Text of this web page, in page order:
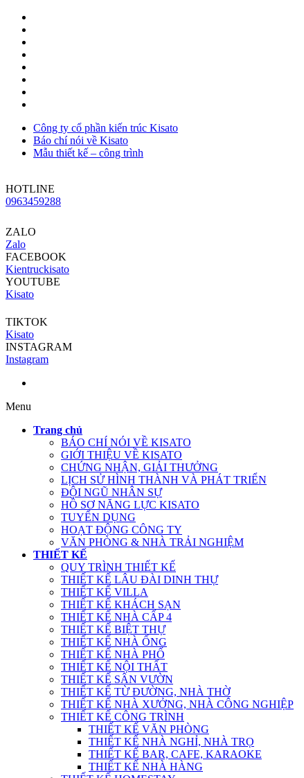
Công ty cổ phần kiến trúc Kisato
Báo chí nói về Kisato
Mẫu thiết kế – công trình
HOTLINE
0963459288
ZALO
Zalo
FACEBOOK
Kientruckisato
YOUTUBE
Kisato
TIKTOK
Kisato
INSTAGRAM
Instagram
Menu
Trang chủ
BÁO CHÍ NÓI VỀ KISATO
GIỚI THIỆU VỀ KISATO
CHỨNG NHẬN, GIẢI THƯỞNG
LỊCH SỬ HÌNH THÀNH VÀ PHÁT TRIỂN
ĐỘI NGŨ NHÂN SỰ
HỒ SƠ NĂNG LỰC KISATO
TUYỂN DỤNG
HOẠT ĐỘNG CÔNG TY
VĂN PHÒNG & NHÀ TRẢI NGHIỆM
THIẾT KẾ
QUY TRÌNH THIẾT KẾ
THIẾT KẾ LÂU ĐÀI DINH THỰ
THIẾT KẾ VILLA
THIẾT KẾ KHÁCH SẠN
THIẾT KẾ NHÀ CẤP 4
THIẾT KẾ BIỆT THỰ
THIẾT KẾ NHÀ ỐNG
THIẾT KẾ NHÀ PHỐ
THIẾT KẾ NỘI THẤT
THIẾT KẾ SÂN VƯỜN
THIẾT KẾ TỪ ĐƯỜNG, NHÀ THỜ
THIẾT KẾ NHÀ XƯỞNG, NHÀ CÔNG NGHIỆP
THIẾT KẾ CÔNG TRÌNH
THIẾT KẾ VĂN PHÒNG
THIẾT KẾ NHÀ NGHỈ, NHÀ TRỌ
THIẾT KẾ BAR, CAFE, KARAOKE
THIẾT KẾ NHÀ HÀNG